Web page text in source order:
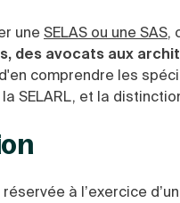
uneSELAS ou une SAS,
des avocats aux
comprendre les
SELARL, et la
réservée à l’exercice